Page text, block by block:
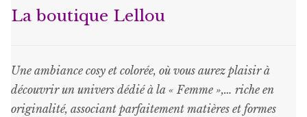
sur
page
La boutique Lellou
Une ambiance cosy et colorée, où vous aurez plaisir à
découvrir un univers dédié à la « Femme »,… riche en
originalité, associant parfaitement matières et formes